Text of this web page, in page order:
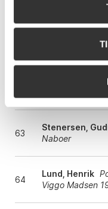
63
Stenersen,
Naboer
64
Lund, Henrik
Viggo Madsen